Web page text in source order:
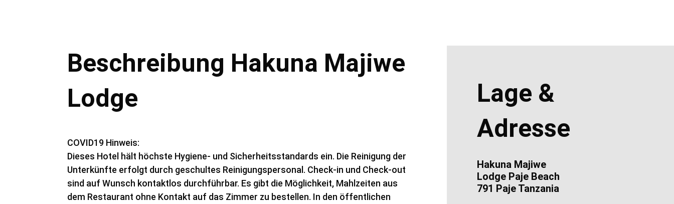
Beschreibung Hakuna Majiwe
Lodge
COVID19 Hinweis:
Dieses Hotel hält höchste Hygiene- und Sicherheitsstandards ein. Die Reinigung der
Unterkünfte erfolgt durch geschultes Reinigungspersonal. Check-in und Check-out
sind auf Wunsch kontaktlos durchführbar. Es gibt die Möglichkeit, Mahlzeiten aus
dem Restaurant ohne Kontakt auf das Zimmer zu bestellen. In den öffentlichen
Lage &
Adresse
Hakuna Majiwe
Lodge Paje Beach
791 Paje Tanzania